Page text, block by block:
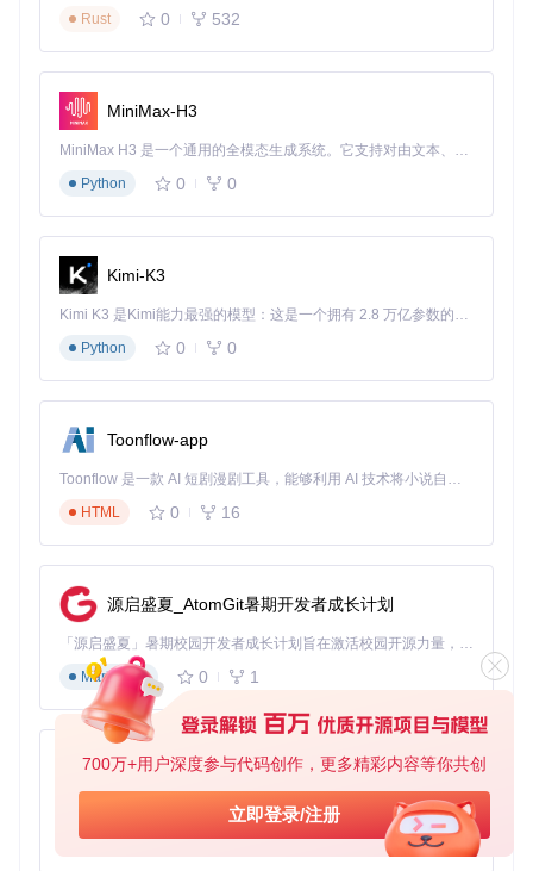
700万+用户深度参与代码创作，更多精彩内容等你共创
立即登录/注册
软件准备：
cd OpenCore-Legacy-Patcher && ./OpenCore-Patcher-GUI.
首次运行会自动安装必要依赖组件，请保持网络通畅。
制作系统安装介质
在主界面选择"Create macOS Installer"
选择目标macOS版本（建议选择最新稳定版）
插入U盘并选择作为安装介质
点击"Start"开始下载并制作安装盘
等待过程完成（时间取决于网络速度）
创建macOS安装介质界面提供下载新安装器或使用现有安装
器的选项，操作流程直观清晰
构建与安装引导程序
选择目标磁盘（通常是内置硬盘）
等待安装完成
构建过程显示详细的组件添加和配置步骤，包括OpenCore版
本、kext文件和各种补丁的添加情况
系统安装与后期配置
重启电脑并按住Option键
选择"EFI Boot"启动项
进入macOS安装界面，格式化目标分区
完成系统安装后重启
Rust
0 532
MiniMax-H3
MiniMax H3 是一个通用的全模态生成系统。它支持对由文本、图像、视频和音频组成的多模态上下文进行统一理解，并能生成分辨率高达 2K、时长可达 15 秒的带原生立体声音频的视频。得益于面向任务泛化的系统设计，H3 在预训练阶段就已具备广泛的多模态上下文理解与生成能力，能够出色地执行复杂的多模态指令。
Python
0 0
Kimi-K3
Kimi K3 是Kimi能力最强的模型：这是一个拥有 2.8 万亿参数的混合专家（MoE）模型，具备原生视觉理解能力，并支持 100 万 token 的上下文窗口。
Python
0 0
Toonflow-app
Toonflow 是一款 AI 短剧漫剧工具，能够利用 AI 技术将小说自动转化为剧本，并结合 AI 生成的图片和视频，实现高效的短剧创作。借助 Toonflow，可以轻松完成从文字到影像的全流程，让短剧制作变得更加智能与便捷。
HTML
0 16
源启盛夏_AtomGit暑期开发者成长计划
「源启盛夏」暑期校园开发者成长计划旨在激活校园开源力量，通过积分激励、认证扶持、资源倾斜等形式，引导高校组织和开发者完成「入驻 — 建项目 — 做贡献 — 获认证 — 得资源」的完整闭环。无论你是想带领社团入驻平台的组织者，还是希望用代码贡献证明自己的开发者，都能在这里找到属于你的成长路径。
Markdown
0 1
AionUi
免费、本地、开源的 24/7 全天候 Cowork 应用，以及适用于 Gemini CLI、Claude Code、Codex、OpenCode、Qwen Code、Goose CLI、Auggie 等的 OpenClaw | 🌟 喜欢就点star吧
TypeScript
0 6